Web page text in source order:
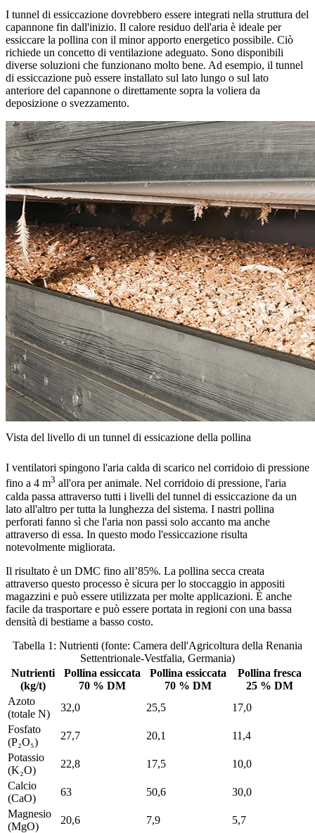
I tunnel di essiccazione dovrebbero essere integrati nella struttura del
capannone fin dall'inizio. Il calore residuo dell'aria è ideale per
essiccare la pollina con il minor apporto energetico possibile. Ciò
richiede un concetto di ventilazione adeguato. Sono disponibili
diverse soluzioni che funzionano molto bene. Ad esempio, il tunnel
di essiccazione può essere installato sul lato lungo o sul lato
anteriore del capannone o direttamente sopra la voliera da
deposizione o svezzamento.
Vista del livello di un tunnel di essicazione della pollina
I ventilatori spingono l'aria calda di scarico nel corridoio di pressione
fino a 4 m3 all'ora per animale. Nel corridoio di pressione, l'aria
calda passa attraverso tutti i livelli del tunnel di essiccazione da un
lato all'altro per tutta la lunghezza del sistema. I nastri pollina
perforati fanno sì che l'aria non passi solo accanto ma anche
attraverso di essa. In questo modo l'essiccazione risulta
notevolmente migliorata.
Il risultato è un DMC fino all’85%. La pollina secca creata
attraverso questo processo è sicura per lo stoccaggio in appositi
magazzini e può essere utilizzata per molte applicazioni. È anche
facile da trasportare e può essere portata in regioni con una bassa
densità di bestiame a basso costo.
Tabella 1: Nutrienti (fonte: Camera dell'Agricoltura della Renania
Settentrionale-Vestfalia, Germania)
Nutrienti
(kg/t)
Pollina essiccata
70 % DM
Pollina essiccata
70 % DM
Pollina fresca
25 % DM
Azoto
(totale N)
32,0 25,5
17,0
Fosfato
(P₂O₅)
27,7 20,1
11,4
Potassio
(K₂O)
22,8 17,5
10,0
Calcio
(CaO)
63 50,6
30,0
Magnesio
(MgO)
20,6 7,9 5,7